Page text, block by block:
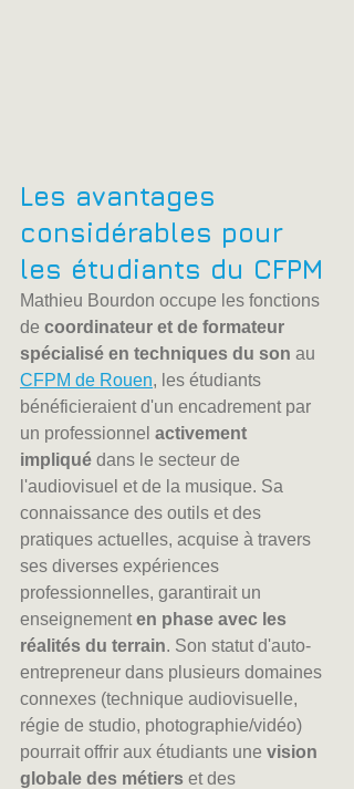
Les avantages
considérables pour
les étudiants du CFPM
Mathieu Bourdon occupe les fonctions
de coordinateur et de formateur
spécialisé en techniques du son au
CFPM de Rouen, les étudiants
bénéficieraient d'un encadrement par
un professionnel activement
impliqué dans le secteur de
l'audiovisuel et de la musique. Sa
connaissance des outils et des
pratiques actuelles, acquise à travers
ses diverses expériences
professionnelles, garantirait un
enseignement en phase avec les
réalités du terrain. Son statut d'auto-
entrepreneur dans plusieurs domaines
connexes (technique audiovisuelle,
régie de studio, photographie/vidéo)
pourrait offrir aux étudiants une vision
globale des métiers et des